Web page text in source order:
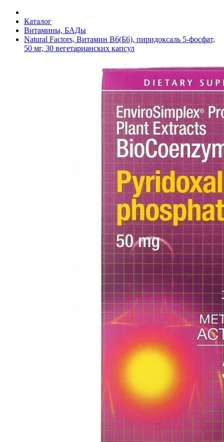
Каталог
Витамины, БАДы
Natural Factors, Витамин B6(Б6), пиридоксаль 5-фосфат,
50 мг, 30 вегетарианских капсул